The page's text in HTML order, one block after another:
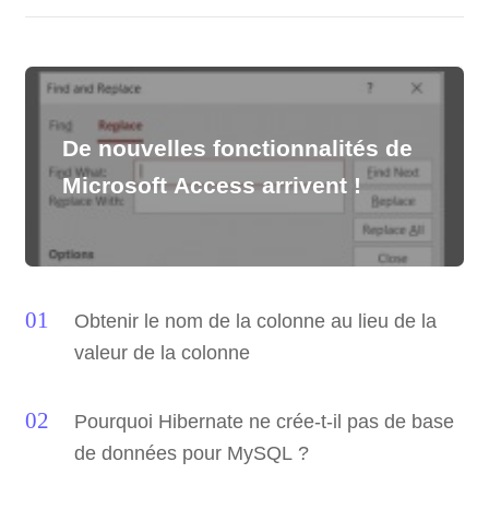
De nouvelles fonctionnalités de
Microsoft Access arrivent !
Obtenir le nom de la colonne au lieu de la
valeur de la colonne
Pourquoi Hibernate ne crée-t-il pas de base
de données pour MySQL ?